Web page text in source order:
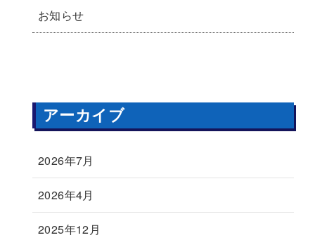
お知らせ
アーカイブ
2026年7月
2026年4月
2025年12月